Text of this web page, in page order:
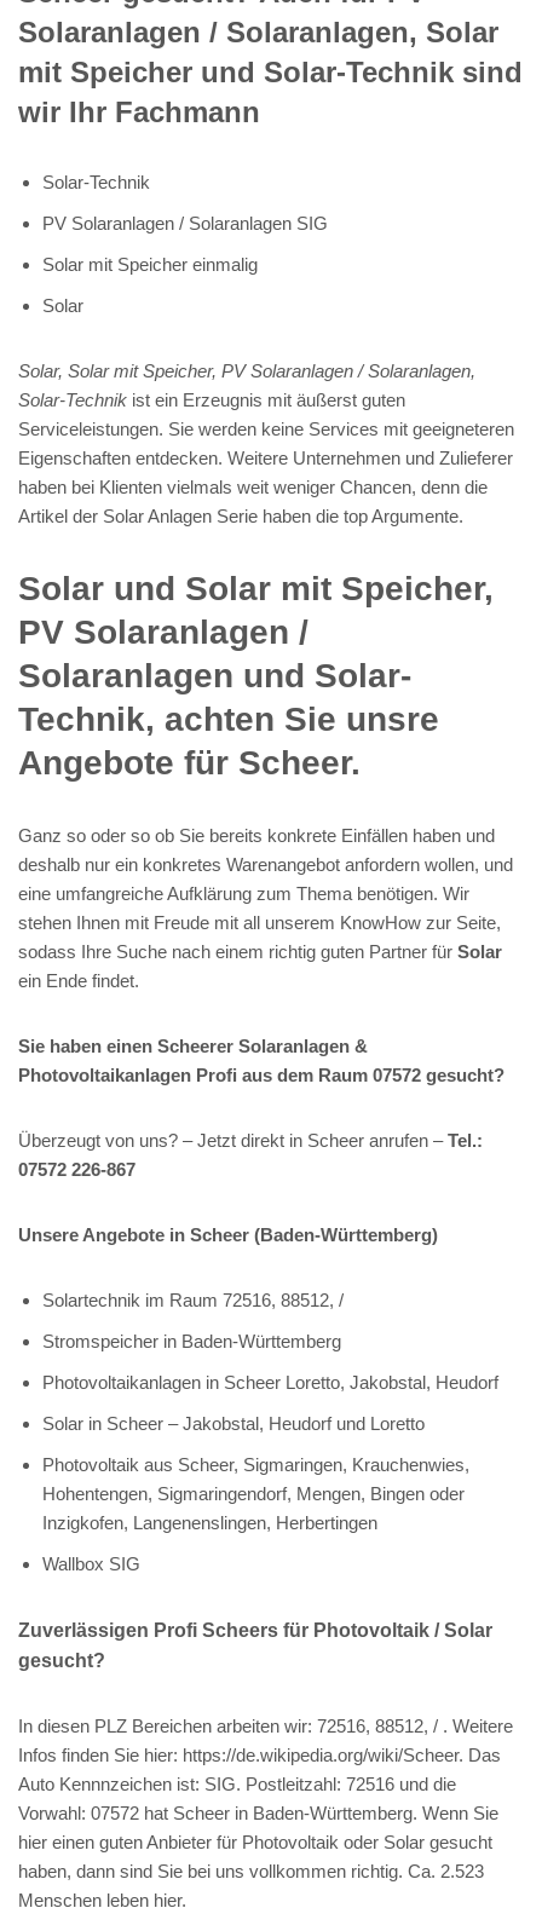
Solaranlagen / Solaranlagen, Solar
mit Speicher und Solar-Technik sind
wir Ihr Fachmann
Solar-Technik
PV Solaranlagen / Solaranlagen SIG
Solar mit Speicher einmalig
Solar
Solar, Solar mit Speicher, PV Solaranlagen / Solaranlagen,
Solar-Technik ist ein Erzeugnis mit äußerst guten
Serviceleistungen. Sie werden keine Services mit geeigneteren
Eigenschaften entdecken. Weitere Unternehmen und Zulieferer
haben bei Klienten vielmals weit weniger Chancen, denn die
Artikel der Solar Anlagen Serie haben die top Argumente.
Solar und Solar mit Speicher,
PV Solaranlagen /
Solaranlagen und Solar-
Technik, achten Sie unsre
Angebote für Scheer.
Ganz so oder so ob Sie bereits konkrete Einfällen haben und
deshalb nur ein konkretes Warenangebot anfordern wollen, und
eine umfangreiche Aufklärung zum Thema benötigen. Wir
stehen Ihnen mit Freude mit all unserem KnowHow zur Seite,
sodass Ihre Suche nach einem richtig guten Partner für Solar
ein Ende findet.
Sie haben einen Scheerer Solaranlagen &
Photovoltaikanlagen Profi aus dem Raum 07572 gesucht?
Überzeugt von uns? – Jetzt direkt in Scheer anrufen –Tel.:
07572 226-867
Unsere Angebote in Scheer (Baden-Württemberg)
Solartechnik im Raum 72516, 88512, /
Stromspeicher in Baden-Württemberg
Photovoltaikanlagen in Scheer Loretto, Jakobstal, Heudorf
Solar in Scheer – Jakobstal, Heudorf und Loretto
Photovoltaik aus Scheer, Sigmaringen, Krauchenwies,
Hohentengen, Sigmaringendorf, Mengen, Bingen oder
Inzigkofen, Langenenslingen, Herbertingen
Wallbox SIG
Zuverlässigen Profi Scheers für Photovoltaik / Solar
gesucht?
In diesen PLZ Bereichen arbeiten wir: 72516, 88512, / . Weitere
Infos finden Sie hier: https://de.wikipedia.org/wiki/Scheer. Das
Auto Kennnzeichen ist: SIG. Postleitzahl: 72516 und die
Vorwahl: 07572 hat Scheer in Baden-Württemberg. Wenn Sie
hier einen guten Anbieter für Photovoltaik oder Solar gesucht
haben, dann sind Sie bei uns vollkommen richtig. Ca. 2.523
Menschen leben hier.